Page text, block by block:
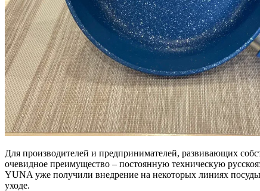
Для производителей и предпринимателей, развивающих
очевидное преимущество – постоянную техническую
YUNA уже получили внедрение на некоторых линиях
уходе.